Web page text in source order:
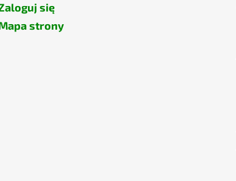
się
strony